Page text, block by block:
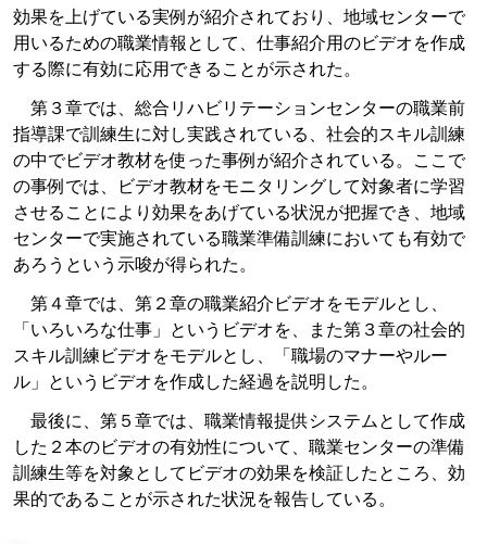
効果を上げている実例が紹介されており、地域センターで
用いるための職業情報として、仕事紹介用のビデオを作成
する際に有効に応用できることが示された。
第３章では、総合リハビリテーションセンターの職業前
指導課で訓練生に対し実践されている、社会的スキル訓練
の中でビデオ教材を使った事例が紹介されている。ここで
の事例では、ビデオ教材をモニタリングして対象者に学習
させることにより効果をあげている状況が把握でき、地域
センターで実施されている職業準備訓練においても有効で
あろうという示唆が得られた。
第４章では、第２章の職業紹介ビデオをモデルとし、
「いろいろな仕事」というビデオを、また第３章の社会的
スキル訓練ビデオをモデルとし、「職場のマナーやルー
ル」というビデオを作成した経過を説明した。
最後に、第５章では、職業情報提供システムとして作成
した２本のビデオの有効性について、職業センターの準備
訓練生等を対象としてビデオの効果を検証したところ、効
果的であることが示された状況を報告している。